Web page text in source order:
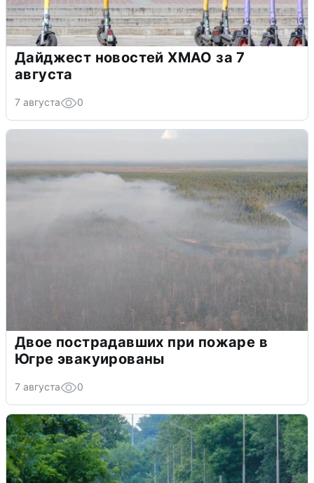
Дайджест новостей ХМАО за 7
августа
7 августа 0
Двое пострадавших при пожаре в
Югре эвакуированы
7 августа 0